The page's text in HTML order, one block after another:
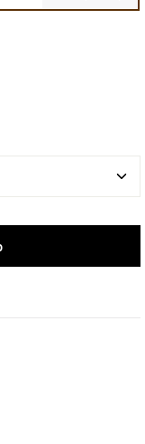
Wert ein